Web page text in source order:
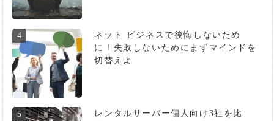
4
ネット ビジネスで後悔しないため
に！失敗しないためにまずマインドを
切替えよ
5
レンタルサーバー個人向け3社を比